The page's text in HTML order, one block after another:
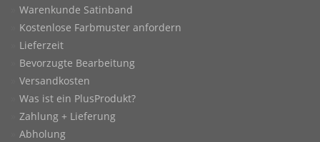
Warenkunde Satinband
Kostenlose Farbmuster anfordern
Lieferzeit
Bevorzugte Bearbeitung
Versandkosten
Was ist ein PlusProdukt?
Zahlung + Lieferung
Abholung